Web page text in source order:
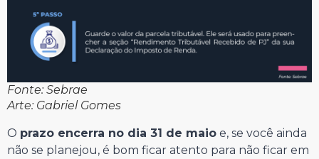
Fonte: Sebrae
Arte: Gabriel Gomes
O prazo encerra no dia 31 de maio e, se você ainda
não se planejou, é bom ficar atento para não ficar em